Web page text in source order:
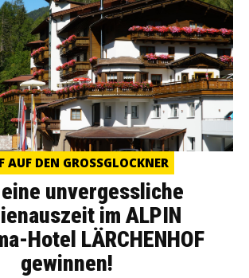
AUF DEN GROSSGLOCKNER
unvergessliche
im ALPIN
Hotel LÄRCHENHOF
gewinnen!